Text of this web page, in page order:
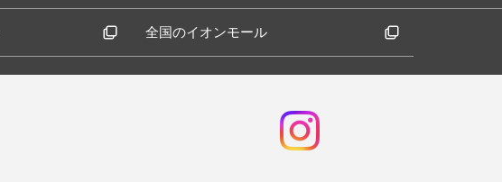
全国のイオンモール